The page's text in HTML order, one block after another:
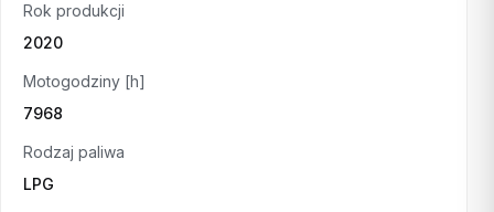
Rok produkcji
2020
Motogodziny [h]
7968
Rodzaj paliwa
LPG